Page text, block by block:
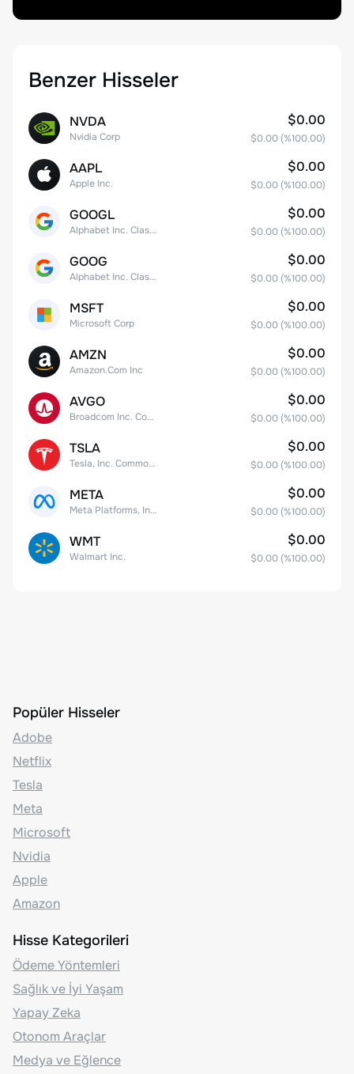
Benzer Hisseler
NVDA
Nvidia Corp
$0.00
$0.00 (%100.00)
AAPL
Apple Inc.
$0.00
$0.00 (%100.00)
GOOGL
Alphabet Inc. Class A Common Stock
$0.00
$0.00 (%100.00)
GOOG
Alphabet Inc. Class C Capital Stock
$0.00
$0.00 (%100.00)
MSFT
Microsoft Corp
$0.00
$0.00 (%100.00)
AMZN
Amazon.Com Inc
$0.00
$0.00 (%100.00)
AVGO
Broadcom Inc. Common Stock
$0.00
$0.00 (%100.00)
TSLA
Tesla, Inc. Common Stock
$0.00
$0.00 (%100.00)
META
Meta Platforms, Inc. Class A Common Stock
$0.00
$0.00 (%100.00)
WMT
Walmart Inc.
$0.00
$0.00 (%100.00)
Popüler Hisseler
Adobe
Netflix
Tesla
Meta
Microsoft
Nvidia
Apple
Amazon
Hisse Kategorileri
Ödeme Yöntemleri
Sağlık ve İyi Yaşam
Yapay Zeka
Otonom Araçlar
Medya ve Eğlence